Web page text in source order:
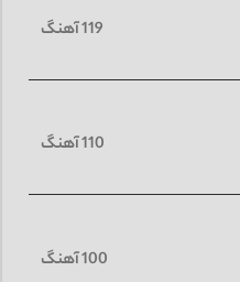
119 آهنگ
110 آهنگ
100 آهنگ